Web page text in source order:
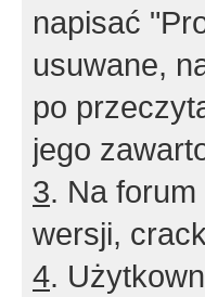
napisać
usuwane,
po
jego
3. Na
wersji,
4.